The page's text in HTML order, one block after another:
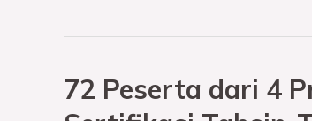
72 Peserta dari 4
72
Peserta